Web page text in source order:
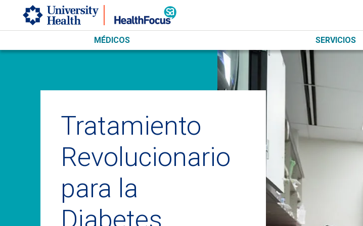
Skip to main content
MÉDICOS SERVICIOS
Tratamiento
Revolucionario
para la
Diabetes